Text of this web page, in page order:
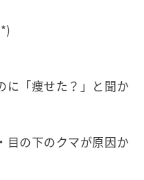
に「痩せた？」と聞か
目の下のクマが原因か